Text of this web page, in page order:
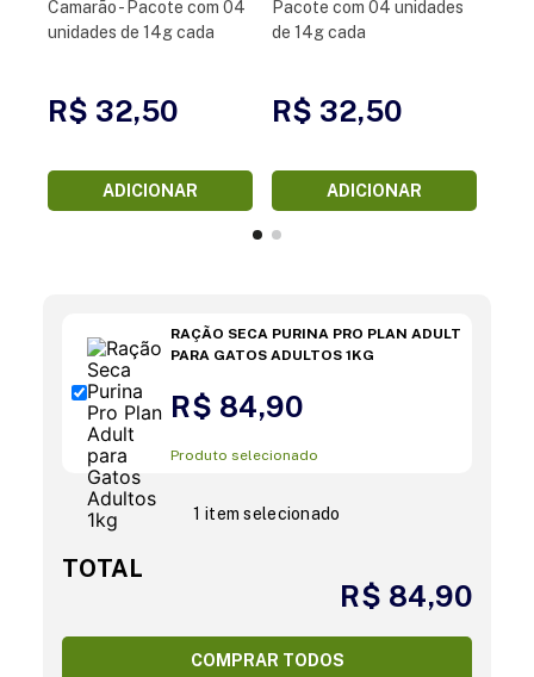
Camarão - Pacote com 04
unidades de 14g cada
R$ 32,50
ADICIONAR
Pacote com 04 unidades
de 14g cada
R$ 32,50
ADICIONAR
RAÇÃO SECA PURINA PRO PLAN ADULT
PARA GATOS ADULTOS 1KG
R$ 84,90
Produto selecionado
1 item selecionado
TOTAL
R$ 84,90
COMPRAR TODOS